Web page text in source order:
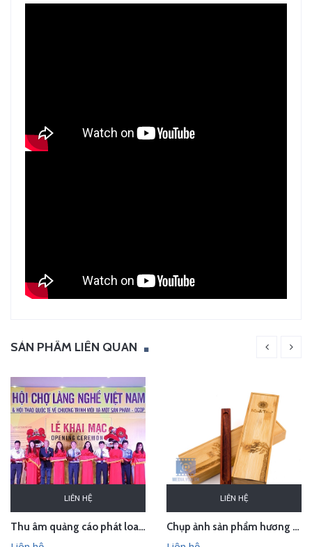
SẢN PHẨM LIÊN QUAN
LIÊN HỆ
Thu âm quảng cáo phát loa cho Hội chợ Làng nghề VN 2018
LIÊN HỆ
Chụp ảnh sản phẩm hương trầm Hương Xưa - Kính Tâm trong studio Hà Nội